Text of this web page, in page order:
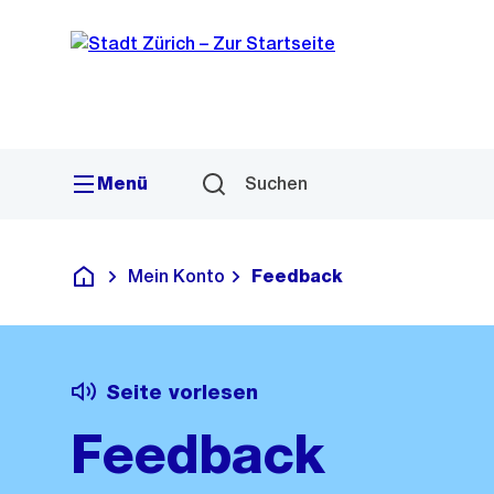
Navigation
Sprunglink
Menü Suchen
Deutsch
Mein Konto Feedback
Seite vorlesen
Feedback